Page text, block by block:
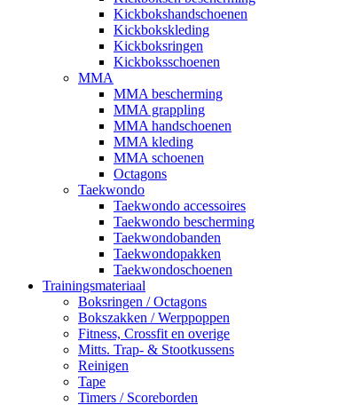
Kickbokshandschoenen
Kickbokskleding
Kickboksringen
Kickboksschoenen
MMA
MMA bescherming
MMA grappling
MMA handschoenen
MMA kleding
MMA schoenen
Octagons
Taekwondo
Taekwondo accessoires
Taekwondo bescherming
Taekwondobanden
Taekwondopakken
Taekwondoschoenen
Trainingsmateriaal
Boksringen / Octagons
Bokszakken / Werppoppen
Fitness, Crossfit en overige
Mitts. Trap- & Stootkussens
Reinigen
Tape
Timers / Scoreborden